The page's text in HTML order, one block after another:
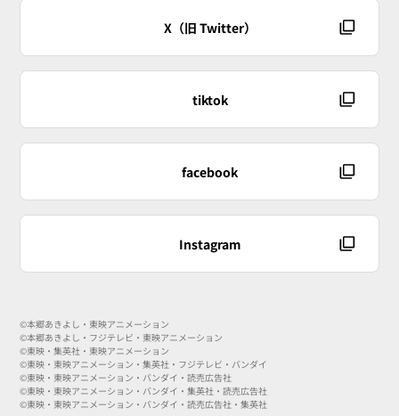
X（旧 Twitter）
tiktok
facebook
Instagram
©本郷あきよし・東映アニメーション
©本郷あきよし・フジテレビ・東映アニメーション
©東映・集英社・東映アニメーション
©東映・東映アニメーション・集英社・フジテレビ・バンダイ
©東映・東映アニメーション・バンダイ・読売広告社
©東映・東映アニメーション・バンダイ・集英社・読売広告社
©東映・東映アニメーション・バンダイ・読売広告社・集英社